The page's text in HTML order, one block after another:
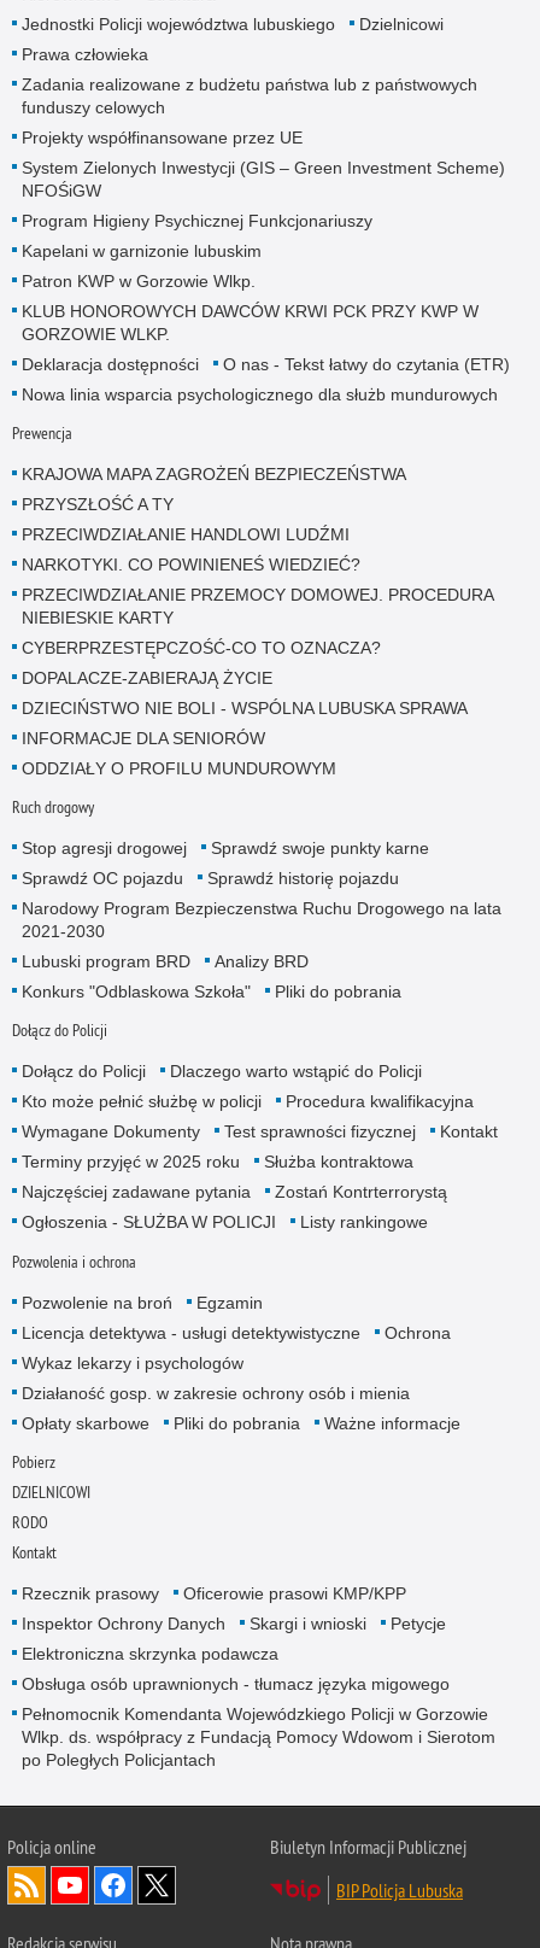
Jednostki Policji województwa lubuskiego
Dzielnicowi
Prawa człowieka
Zadania realizowane z budżetu państwa lub z państwowych
funduszy celowych
Projekty współfinansowane przez UE
System Zielonych Inwestycji (GIS – Green Investment Scheme)
NFOŚiGW
Program Higieny Psychicznej Funkcjonariuszy
Kapelani w garnizonie lubuskim
Patron KWP w Gorzowie Wlkp.
KLUB HONOROWYCH DAWCÓW KRWI PCK PRZY KWP W
GORZOWIE WLKP.
Deklaracja dostępności
O nas - Tekst łatwy do czytania (ETR)
Nowa linia wsparcia psychologicznego dla służb mundurowych
Prewencja
KRAJOWA MAPA ZAGROŻEŃ BEZPIECZEŃSTWA
PRZYSZŁOŚĆ A TY
PRZECIWDZIAŁANIE HANDLOWI LUDŹMI
NARKOTYKI. CO POWINIENEŚ WIEDZIEĆ?
PRZECIWDZIAŁANIE PRZEMOCY DOMOWEJ. PROCEDURA
NIEBIESKIE KARTY
CYBERPRZESTĘPCZOŚĆ-CO TO OZNACZA?
DOPALACZE-ZABIERAJĄ ŻYCIE
DZIECIŃSTWO NIE BOLI - WSPÓLNA LUBUSKA SPRAWA
INFORMACJE DLA SENIORÓW
ODDZIAŁY O PROFILU MUNDUROWYM
Ruch drogowy
Stop agresji drogowej
Sprawdź swoje punkty karne
Sprawdź OC pojazdu
Sprawdź historię pojazdu
Narodowy Program Bezpieczenstwa Ruchu Drogowego na lata
2021-2030
Lubuski program BRD
Analizy BRD
Konkurs "Odblaskowa Szkoła"
Pliki do pobrania
Dołącz do Policji
Dołącz do Policji
Dlaczego warto wstąpić do Policji
Kto może pełnić służbę w policji
Procedura kwalifikacyjna
Wymagane Dokumenty
Test sprawności fizycznej
Kontakt
Terminy przyjęć w 2025 roku
Służba kontraktowa
Najczęściej zadawane pytania
Zostań Kontrterrorystą
Ogłoszenia - SŁUŻBA W POLICJI
Listy rankingowe
Pozwolenia i ochrona
Pozwolenie na broń
Egzamin
Licencja detektywa - usługi detektywistyczne
Ochrona
Wykaz lekarzy i psychologów
Działaność gosp. w zakresie ochrony osób i mienia
Opłaty skarbowe
Pliki do pobrania Ważne informacje
Pobierz
DZIELNICOWI
RODO
Kontakt
Rzecznik prasowy
Oficerowie prasowi KMP/KPP
Inspektor Ochrony Danych
Skargi i wnioski
Petycje
Elektroniczna skrzynka podawcza
Obsługa osób uprawnionych - tłumacz języka migowego
Pełnomocnik Komendanta Wojewódzkiego Policji w Gorzowie
Wlkp. ds. współpracy z Fundacją Pomocy Wdowom i Sierotom
po Poległych Policjantach
Policja online
Biuletyn Informacji Publicznej
BIP Policja Lubuska
Redakcja serwisu Nota prawna